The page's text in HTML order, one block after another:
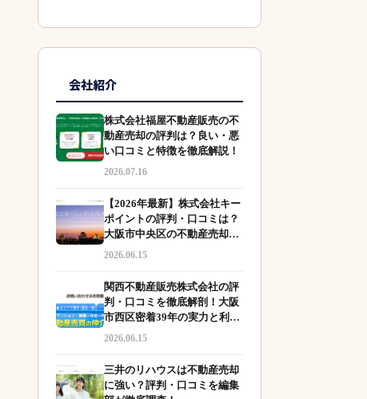
会社紹介
株式会社福屋不動産販売の不
動産売却の評判は？良い・悪
い口コミと特徴を徹底解説！
2026.07.16
【2026年最新】株式会社キー
ポイントの評判・口コミは？
大阪市中央区の不動産売却な
ら知っておきたい特徴と魅力
2026.06.15
関西不動産販売株式会社の評
判・口コミを徹底解剖！大阪
市西区密着39年の実力と利用
者の本音とは
2026.06.15
三井のリハウスは不動産売却
に強い？評判・口コミを編集